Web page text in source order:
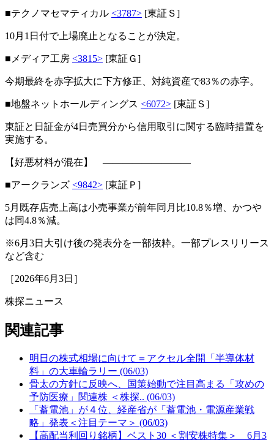
■テクノマセマティカル <3787> [東証Ｓ]
10月1日付で上場廃止となることが決定。
■メディア工房 <3815> [東証Ｇ]
今期最終を赤字拡大に下方修正、対純資産で83％の赤字。
■地盤ネットホールディングス <6072> [東証Ｓ]
東証と日証金が4日売買分から信用取引に関する臨時措置を
実施する。
【好悪材料が混在】 ―――――――――
■アークランズ <9842> [東証Ｐ]
5月既存店売上高は小売事業が前年同月比10.8％増、かつや
は同4.8％減。
※6月3日大引け後の発表分を一部抜粋。一部プレスリリース
など含む
［2026年6月3日］
株探ニュース
関連記事
明日の株式相場に向けて＝アクセル全開「半導体材
料」の大車輪ラリー (06/03)
骨太の方針に反映へ、国策始動で注目高まる「攻めの
予防医療」関連株 ＜株探.. (06/03)
「蓄電池」が４位、経産省が「蓄電池・電源産業戦
略」発表＜注目テーマ＞ (06/03)
【高配当利回り銘柄】ベスト30 ＜割安株特集＞ 6月3